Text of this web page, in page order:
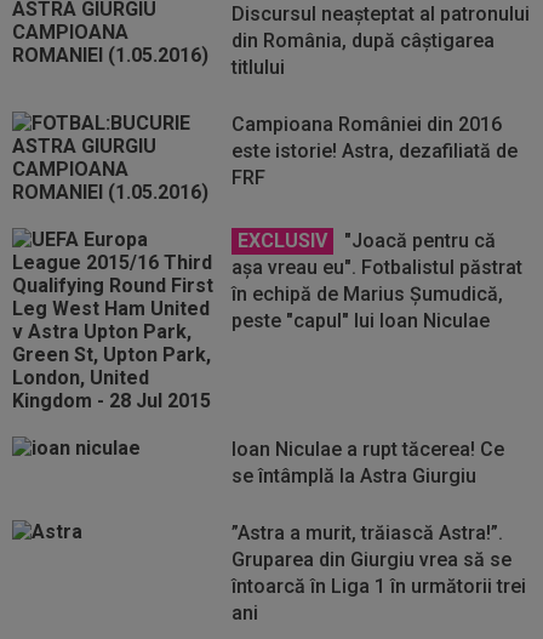
Discursul neașteptat al patronului
din România, după câștigarea
titlului
Campioana României din 2016
este istorie! Astra, dezafiliată de
FRF
EXCLUSIV
"Joacă pentru că
așa vreau eu". Fotbalistul păstrat
în echipă de Marius Șumudică,
peste "capul" lui Ioan Niculae
Ioan Niculae a rupt tăcerea! Ce
se întâmplă la Astra Giurgiu
”Astra a murit, trăiască Astra!”.
Gruparea din Giurgiu vrea să se
întoarcă în Liga 1 în următorii trei
ani